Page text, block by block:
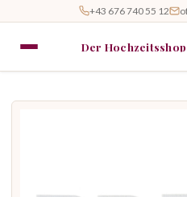
+43 676 740 55 12
Der Hochzeitsshop